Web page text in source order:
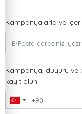
Kampanyalarla ve
Kampanya, duyuru ve
kayıt olun.